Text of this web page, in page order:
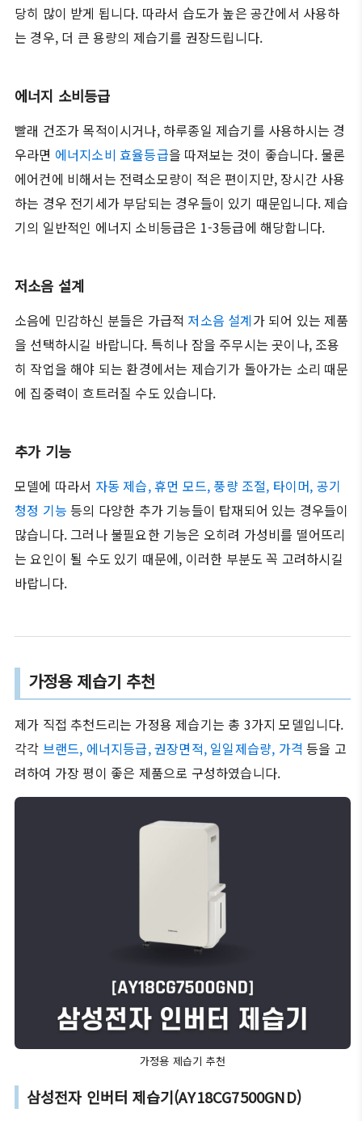
당히 많이 받게 됩니다. 따라서 습도가 높은 공간에서 사용하
는 경우, 더 큰 용량의 제습기를 권장드립니다.
에너지 소비등급
빨래 건조가 목적이시거나, 하루종일 제습기를 사용하시는 경
우라면 에너지소비 효율등급을 따져보는 것이 좋습니다. 물론
에어컨에 비해서는 전력소모량이 적은 편이지만, 장시간 사용
하는 경우 전기세가 부담되는 경우들이 있기 때문입니다. 제습
기의 일반적인 에너지 소비등급은 1-3등급에 해당합니다.
저소음 설계
소음에 민감하신 분들은 가급적 저소음 설계가 되어 있는 제품
을 선택하시길 바랍니다. 특히나 잠을 주무시는 곳이나, 조용
히 작업을 해야 되는 환경에서는 제습기가 돌아가는 소리 때문
에 집중력이 흐트러질 수도 있습니다.
추가 기능
모델에 따라서 자동 제습, 휴먼 모드, 풍량 조절, 타이머, 공기
청정 기능 등의 다양한 추가 기능들이 탑재되어 있는 경우들이
많습니다. 그러나 불필요한 기능은 오히려 가성비를 떨어뜨리
는 요인이 될 수도 있기 때문에, 이러한 부분도 꼭 고려하시길
바랍니다.
가정용 제습기 추천
제가 직접 추천드리는 가정용 제습기는 총 3가지 모델입니다.
각각 브랜드, 에너지등급, 권장면적, 일일제습량, 가격 등을 고
려하여 가장 평이 좋은 제품으로 구성하였습니다.
가정용 제습기 추천
삼성전자 인버터 제습기(AY18CG7500GND)